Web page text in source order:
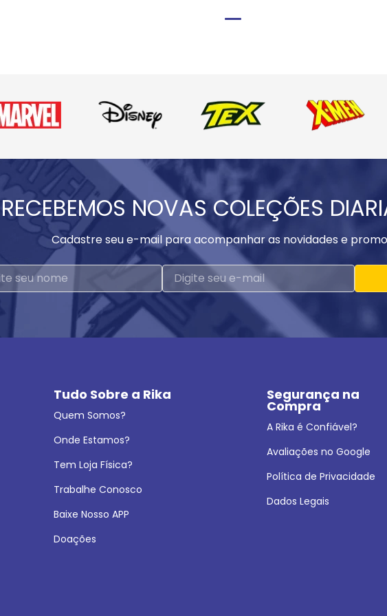
RECEBEMOS NOVAS COLEÇÕES
Cadastre seu e-mail para acompanhar as novidades e
Tudo Sobre a Rika
Quem Somos?
Onde Estamos?
Tem Loja Física?
Trabalhe Conosco
Baixe Nosso APP
Doações
Segurança na
Compra
A Rika é Confiável?
Avaliações no Google
Política de Privacidade
Dados Legais